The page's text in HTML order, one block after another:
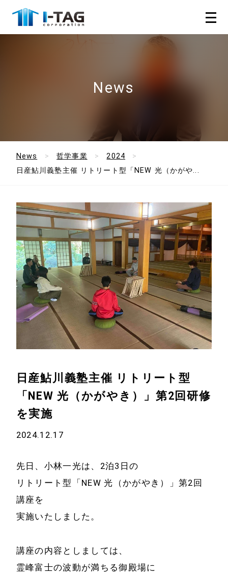
News
News 哲学事業
2024
日産鮎川義塾主催 リトリート型「NEW 光（かがや...
日産鮎川義塾主催 リトリート型
「NEW 光（かがやき）」第2回研修
を実施
2024.12.17
先日、小林一光は、2泊3日の
リトリート型「NEW 光（かがやき）」第2回
講座を
実施いたしました。
講座の内容としましては、
霊峰富士の波動が満ちる御殿場に